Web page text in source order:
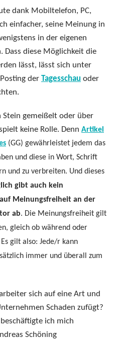
dank Mobiltelefon, PC,
einfacher, seine Meinung in
in der eigenen
Dass diese Möglichkeit die
lässt, lässt sich unter
der Tagesschau oder
Stein gemeißelt oder über
keine Rolle. Denn Artikel
(GG) gewährleistet jedem das
und diese in Wort, Schrift
und zu verbreiten. Und dieses
gibt auch kein
Meinungsfreiheit an der
ab. Die Meinungsfreiheit gilt
gleich ob während oder
gilt also: Jede/r kann
immer und überall zum
sich auf eine Art und
Schaden zufügt?
ich mich
Schöning